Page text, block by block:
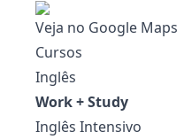
Veja no Google Maps
Cursos
Inglês
Work + Study
Inglês Intensivo